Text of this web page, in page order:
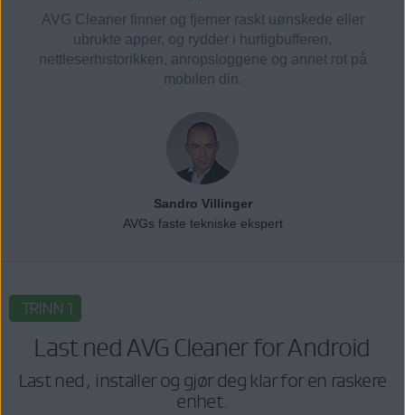
AVG Cleaner finner og fjerner raskt uønskede eller
ubrukte apper, og rydder i hurtigbufferen,
nettleserhistorikken, anropsloggene og annet rot på
mobilen din.
Sandro Villinger
AVGs faste tekniske ekspert
TRINN 1
Last ned AVG Cleaner for Android
Last ned, installer og gjør deg klar for en raskere
enhet.